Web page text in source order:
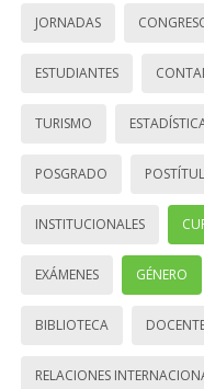
JORNADAS
ESTUDIANTES
TURISMO
POSGRADO
INSTITUCIONALES
EXÁMENES GÉNERO
BIBLIOTECA
RELACIONES